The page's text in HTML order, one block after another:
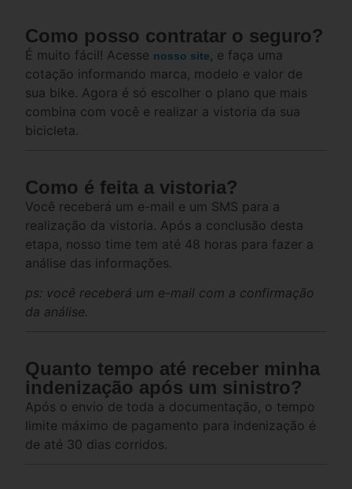
Como posso contratar o seguro?
É muito fácil! Acesse nosso site
, e faça uma
cotação informando marca, modelo e valor de
sua bike. Agora é só escolher o plano que mais
combina com você e realizar a vistoria da sua
bicicleta.
Como é feita a vistoria?
Você receberá um e-mail e um SMS para a
realização da vistoria. Após a conclusão desta
etapa, nosso time tem até 48 horas para fazer a
análise das informações.
ps: você receberá um e-mail com a confirmação
da análise.
Quanto tempo até receber minha
indenização após um sinistro?
Após o envio de toda a documentação, o tempo
limite máximo de pagamento para indenização é
de até 30 dias corridos.